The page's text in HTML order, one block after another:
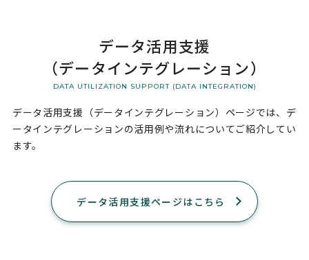
データ活用支援
（データインテグレーション）
DATA UTILIZATION SUPPORT (DATA INTEGRATION)
データ活用支援（データインテグレーション）ページでは、 デ
ータインテグレーションの活用例や流れについてご紹介してい
ます。
データ活用支援ページはこちら